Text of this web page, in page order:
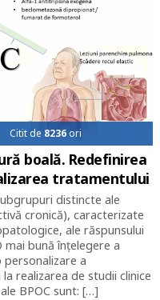
Citit de 8236ori
boală. Redefinirea
tratamentului
distincte ale
cronică), caracterizate
ale răspunsului
bună înțelegere a
a
realizarea de studii clinice
BPOC sunt: […]